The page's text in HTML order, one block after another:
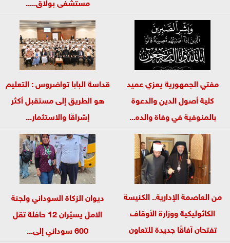
مفتي الجمهورية يعزي عميد
كلية أصول الدين والدعوة
بالمنوفية في وفاة والده...
قداسة البابا تواضروس : التعليم
هو الطريق إلى مستقبل أكثر
إشراقًا والاستثمار...
من العاصمة الإدارية.. الكنيسة
الكاثوليكية ووزارة الأوقاف
تفتحان آفاقًا جديدة للتعاون
ديوان الزكاة السوداني ولجنة
الامل يسيّران 12 حافلة تقل
600 سوداني إلى...